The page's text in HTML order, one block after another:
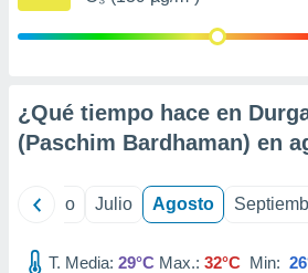
mediante
de
¿Qué tiempo hace en
(Paschim Bardhaman) en
Junio Julio Agosto
T. Media: 29°C Max.: 32°C Min: